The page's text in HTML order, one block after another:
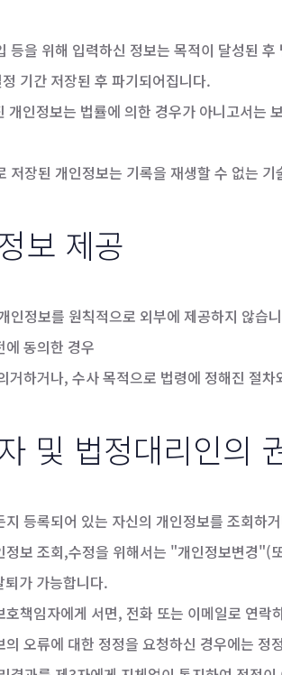
등을 위해 입력하신 정보는 목적이 달성된
기간 저장된 후 파기되어집니다.
개인정보는 법률에 의한 경우가 아니고서는
저장된 개인정보는 기록을 재생할 수 없는
보 제공
인정보를 원칙적으로 외부에 제공하지 않습
동의한 경우
거하거나, 수사 목적으로 법령에 정해진 절
및 법정대리인의
등록되어 있는 자신의 개인정보를 조회하
정보 조회,수정을 위해서는 "개인정보변경
가 가능합니다.
책임자에게 서면, 전화 또는 이메일로 연락
오류에 대한 정정을 요청하신 경우에는